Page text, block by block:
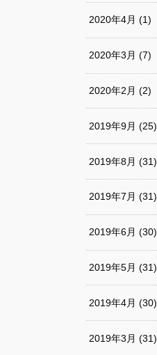
2020年4月 (1)
2020年3月 (7)
2020年2月 (2)
2019年9月 (25)
2019年8月 (31)
2019年7月 (31)
2019年6月 (30)
2019年5月 (31)
2019年4月 (30)
2019年3月 (31)